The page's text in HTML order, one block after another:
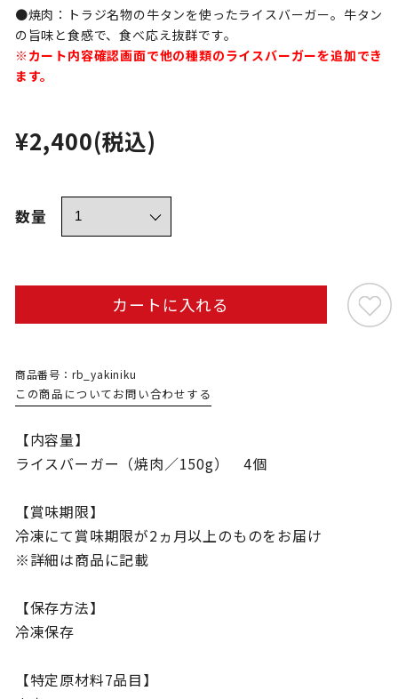
●焼肉：トラジ名物の牛タンを使ったライスバーガー。牛タン
の旨味と食感で、食べ応え抜群です。
※カート内容確認画面で他の種類のライスバーガーを追加でき
ます。
¥2,400(税込)
数量
カートに入れる
商品番号：rb_yakiniku
この商品についてお問い合わせする
【内容量】
ライスバーガー（焼肉／150g） 4個
【賞味期限】
冷凍にて賞味期限が2ヵ月以上のものをお届け
※詳細は商品に記載
【保存方法】
冷凍保存
【特定原材料7品目】